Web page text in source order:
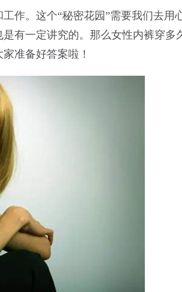
作。这个“秘密花园”需要我们去用
有一定讲究的。那么女性内裤穿多
准备好答案啦！